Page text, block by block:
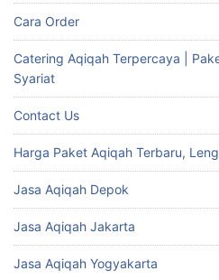
Cara Order
Catering Aqiqah Terpercaya |
Syariat
Contact Us
Harga Paket Aqiqah Terbaru,
Jasa Aqiqah Depok
Jasa Aqiqah Jakarta
Jasa Aqiqah Yogyakarta